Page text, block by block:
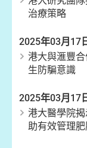
治療策略
2025年03月17
港大與滙豐
生防騙意識
2025年03月17
港大醫學院
助有效管理